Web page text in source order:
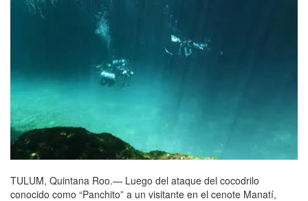
TULUM, Quintana Roo.— Luego del ataque del cocodrilo
conocido como “Panchito” a un visitante en el cenote Manatí,